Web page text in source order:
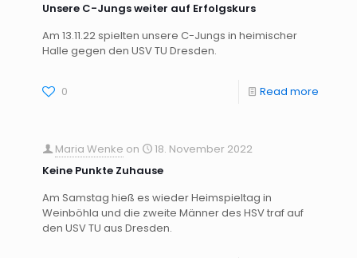
Unsere C-Jungs weiter auf Erfolgskurs
Am 13.11.22 spielten unsere C-Jungs in heimischer
Halle gegen den USV TU Dresden.
0 Read more
Maria Wenke on
18. November 2022
Keine Punkte Zuhause
Am Samstag hieß es wieder Heimspieltag in
Weinböhla und die zweite Männer des HSV traf auf
den USV TU aus Dresden.